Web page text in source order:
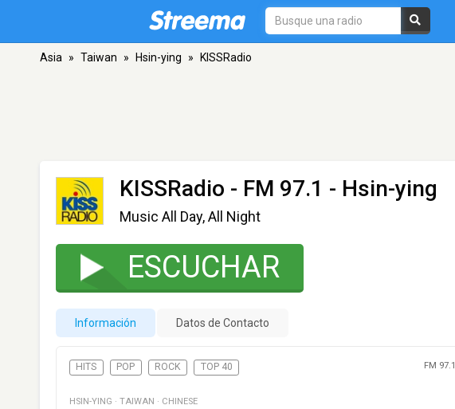
Asia » Taiwan » Hsin-ying » KISSRadio
KISSRadio - FM 97.1 - Hsin-ying
Music All Day, All Night
ESCUCHAR
Información Datos de Contacto
HITS POP ROCK TOP 40 FM 97.1
HSIN-YING · TAIWAN · CHINESE